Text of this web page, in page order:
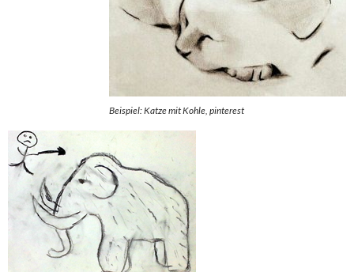
Beispiel: Katze mit Kohle, pinterest